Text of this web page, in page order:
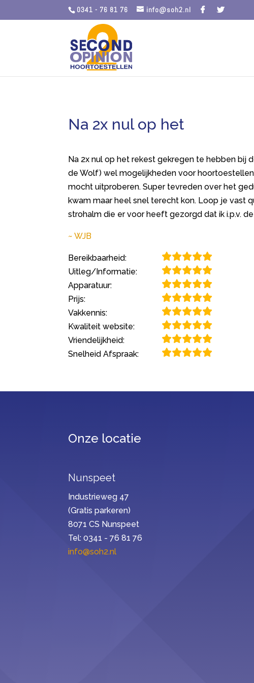
0341 - 76 81 76 info@soh2.nl
Na 2x nul op het
Na 2x nul op het rekest gekregen te hebben bij
de Wolf) wel mogelijkheden voor
mocht uitproberen. Super tevreden over het
kwam maar heel snel terecht kon. Loop je vast
strohalm die er voor heeft gezorgd dat ik i.p.v.
WJB
Bereikbaarheid:
Uitleg/Informatie:
Apparatuur:
Prijs:
Vakkennis:
Kwaliteit website:
Vriendelijkheid:
Snelheid Afspraak:
Onze locatie
Nunspeet
Industrieweg 47
(Gratis parkeren)
8071 CS Nunspeet
Tel: 0341 - 76 81 76
info@soh2.nl